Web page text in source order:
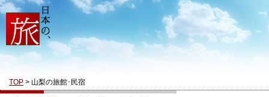
TOP > 山梨の旅館･民宿